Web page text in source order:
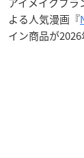
よる人気漫画『
イン商品が